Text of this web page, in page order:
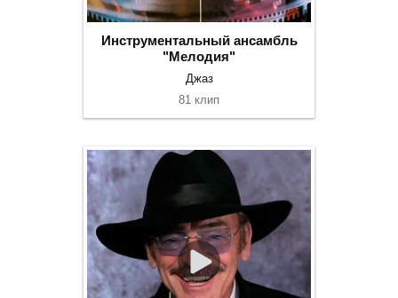
Инструментальный ансамбль
"Мелодия"
Джаз
81 клип